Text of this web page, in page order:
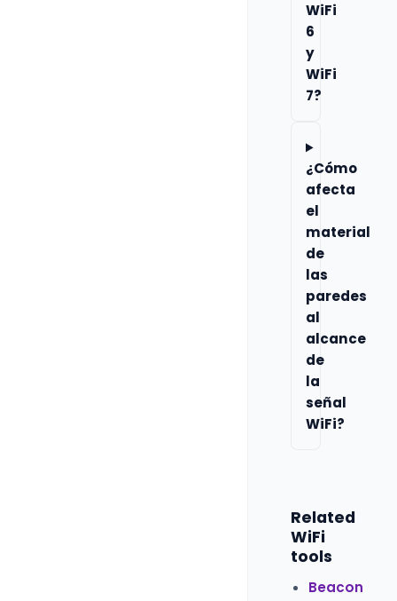
WiFi
6
y
WiFi
7?
¿Cómo
afecta
el
material
de
las
paredes
al
alcance
de
la
señal
WiFi?
Related
WiFi
tools
Beacon